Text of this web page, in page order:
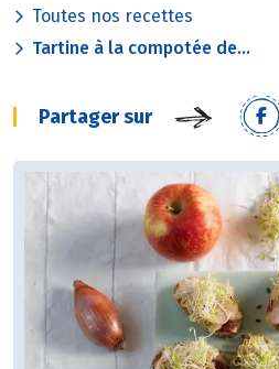
Toutes nos recettes
Tartine à la compotée de...
Partager sur